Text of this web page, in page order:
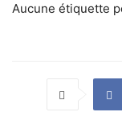
Aucune étiquette